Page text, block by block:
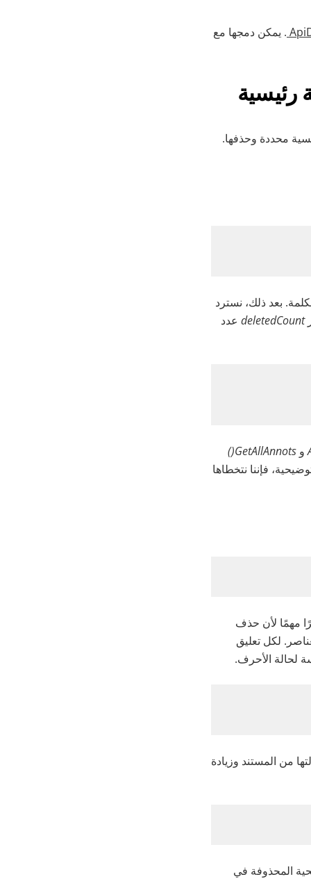
. يمكن دمجها مع
محددة وحذفها.
بعد ذلك، نسترد
deletedCount عدد
و GetAllAnnots()
فإننا نتخطاها
مهمًا لأن حذف
لكل تعليق
لحالة الأحرف.
من المستند وزيادة
المحذوفة في